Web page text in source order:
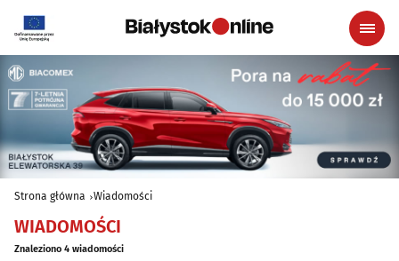
Strona główna Wiadomości
WIADOMOŚCI
Znaleziono 4 wiadomości